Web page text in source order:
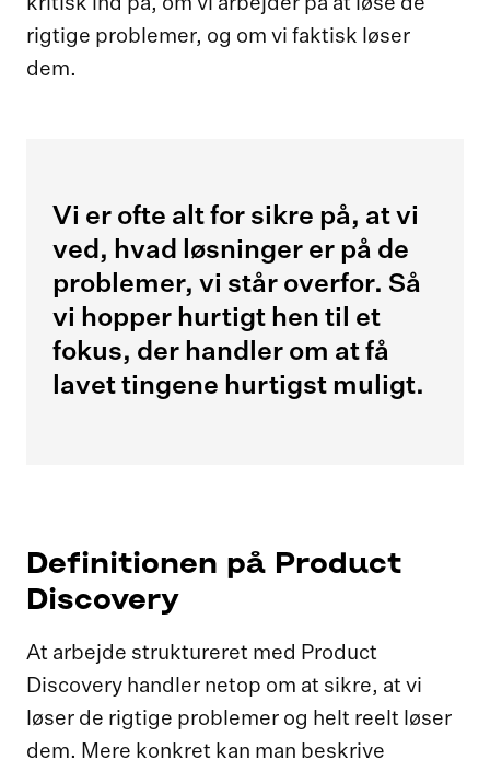
rigtige problemer, og om vi faktisk løser
dem.
Vi er ofte alt for sikre på, at vi
ved, hvad løsninger er på de
problemer, vi står overfor. Så
vi hopper hurtigt hen til et
fokus, der handler om at få
lavet tingene hurtigst muligt.
Definitionen på Product
Discovery
At arbejde struktureret med Product
Discovery handler netop om at sikre, at vi
løser de rigtige problemer og helt reelt løser
dem. Mere konkret kan man beskrive